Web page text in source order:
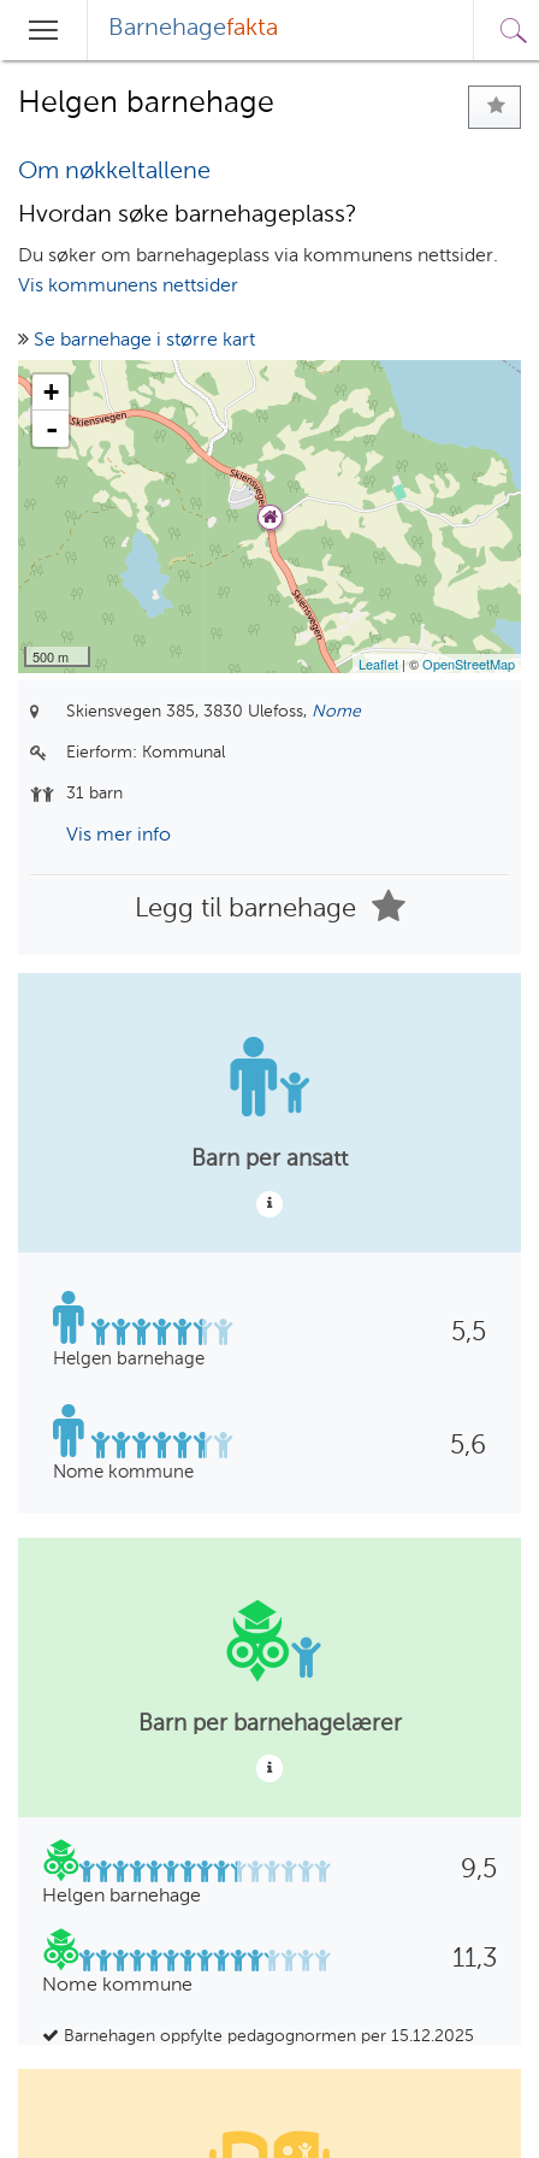
Hovedmeny
Barnehagefakta
Søk
Helgen barnehage
Om nøkkeltallene
Hvordan søke barnehageplass?
Du søker om barnehageplass via kommunens nettsider.
Vis kommunens nettsider
Se barnehage i større kart
+
-
500 m Leaflet | ©OpenStreetMap
Skiensvegen 385, 3830 Ulefoss, Nome
Eierform: Kommunal
31 barn
Vis mer info
Legg til barnehage
Barn per ansatt
5,5
Helgen barnehage
5,6
Nome kommune
Barn per barnehagelærer
9,5
Helgen barnehage
11,3
Nome kommune
Barnehagen oppfylte pedagognormen per 15.12.2025